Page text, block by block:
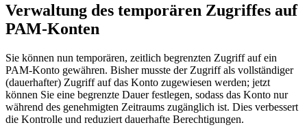
Verwaltung des temporären Zugriffes auf
PAM-Konten
Sie können nun temporären, zeitlich begrenzten Zugriff auf ein
PAM-Konto gewähren. Bisher musste der Zugriff als vollständiger
(dauerhafter) Zugriff auf das Konto zugewiesen werden; jetzt
können Sie eine begrenzte Dauer festlegen, sodass das Konto nur
während des genehmigten Zeitraums zugänglich ist. Dies verbessert
die Kontrolle und reduziert dauerhafte Berechtigungen.